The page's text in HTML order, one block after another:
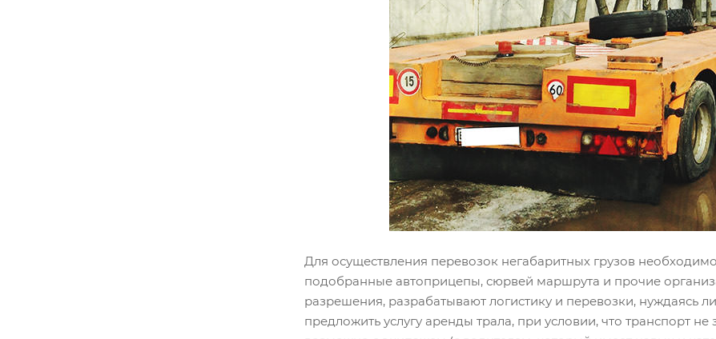
Для осуществления перевозок негабаритных грузов
подобранные автоприцепы, сюрвей маршрута и прочие
разрешения, разрабатывают логистику и перевозки, нуждаясь
предложить услугу аренды трала, при условии, что транспорт